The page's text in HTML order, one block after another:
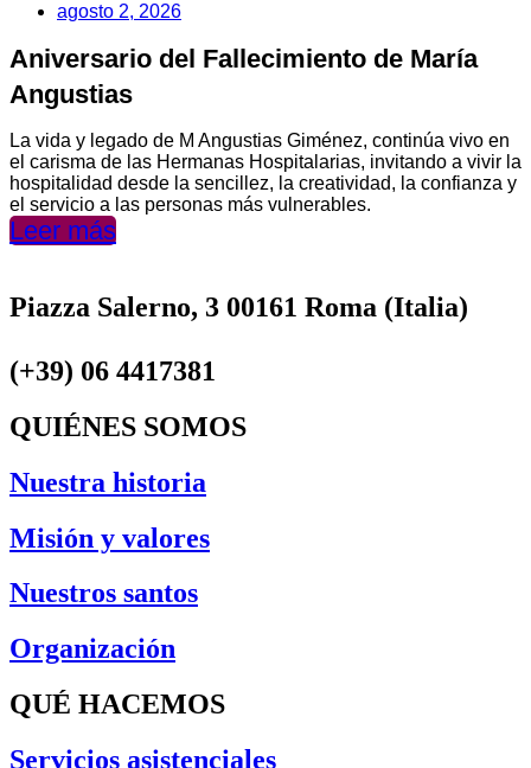
agosto 2, 2026
Aniversario del Fallecimiento de María
Angustias
La vida y legado de M Angustias Giménez, continúa vivo en
el carisma de las Hermanas Hospitalarias, invitando a vivir la
hospitalidad desde la sencillez, la creatividad, la confianza y
el servicio a las personas más vulnerables.
Leer más
Piazza Salerno, 3 00161 Roma (Italia)
(+39) 06 4417381
QUIÉNES SOMOS
Nuestra historia
Misión y valores
Nuestros santos
Organización
QUÉ HACEMOS
Servicios asistenciales